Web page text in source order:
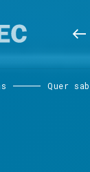
Quer